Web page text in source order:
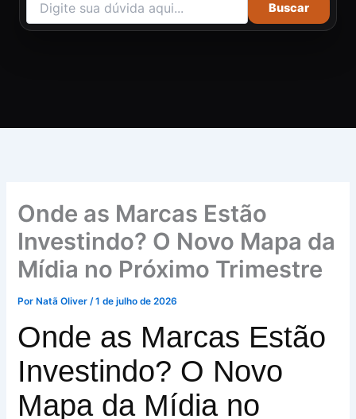
Buscar
Onde as Marcas Estão
Investindo? O Novo Mapa da
Mídia no Próximo Trimestre
Por Natã Oliver/1 de julho de 2026
Onde as Marcas Estão
Investindo? O Novo
Mapa da Mídia no